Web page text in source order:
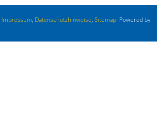
Impressum, Datenschutzhinweise, Sitemap. Powered by